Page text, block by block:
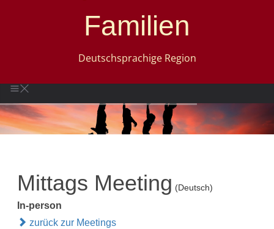
Familien
Deutschsprachige Region
Mittags Meeting (Deutsch)
In-person
zurück zur Meetings